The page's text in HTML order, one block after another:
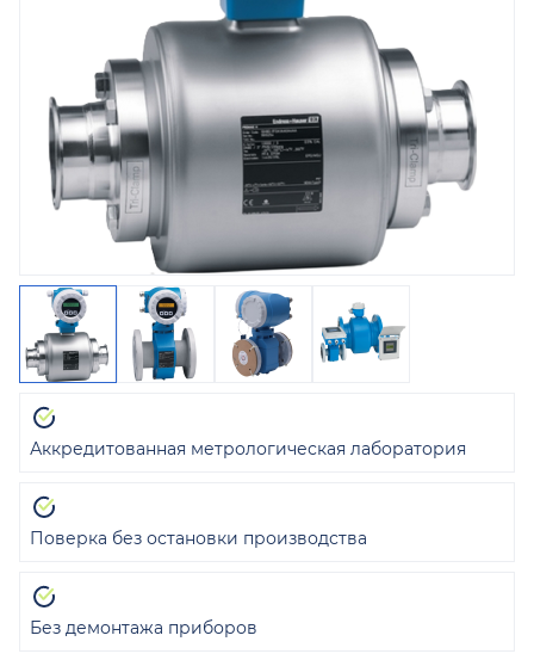
Аккредитованная метрологическая лаборатория
Поверка без остановки производства
Без демонтажа приборов